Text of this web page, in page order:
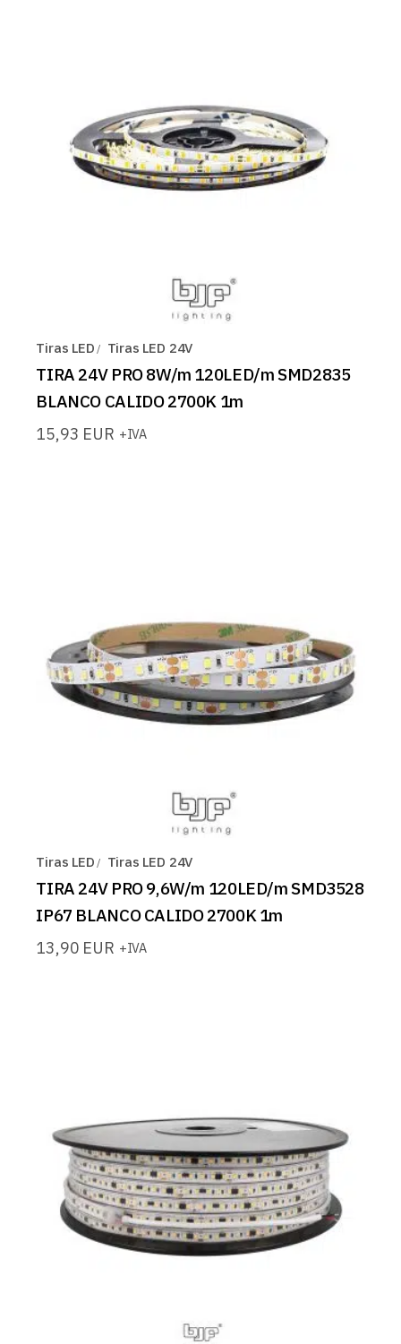
Tiras LED Tiras LED 24V
TIRA 24V PRO 8W/m 120LED/m SMD2835
BLANCO CALIDO 2700K 1m
15,93 EUR +IVA
Tiras LED Tiras LED 24V
TIRA 24V PRO 9,6W/m 120LED/m SMD3528
IP67 BLANCO CALIDO 2700K 1m
13,90 EUR +IVA